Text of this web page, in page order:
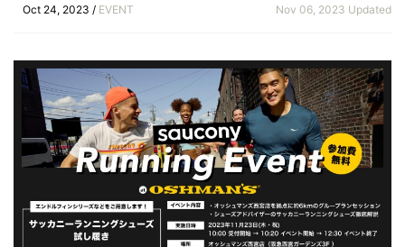
Oct 24, 2023 / EVENT Nov 06, 2023 Updated